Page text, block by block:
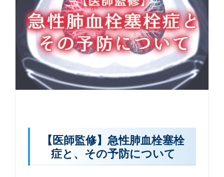
【医師監修】急性肺血栓塞栓
症と、その予防について